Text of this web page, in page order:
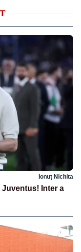
Ionuț Nichita
Inter a